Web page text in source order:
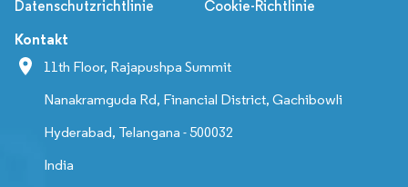
Datenschutzrichtlinie Cookie-Richtlinie
Kontakt
11th Floor, Rajapushpa Summit
Nanakramguda Rd, Financial District, Gachibowli
Hyderabad, Telangana - 500032
India